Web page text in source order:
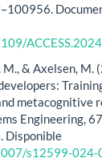
M., & Axelsen,
metacognitive
Engineering,
Disponible
s12599-024-